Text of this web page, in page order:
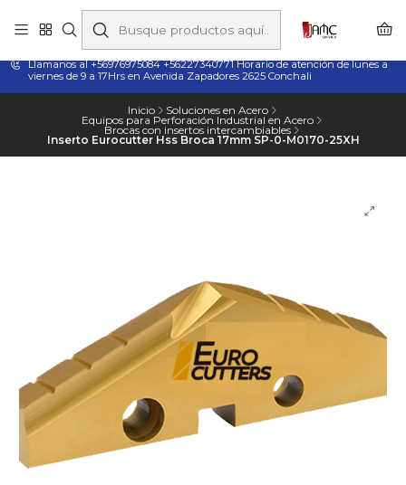
Taladros Magnéticos en Chile | Venta, Arriendo y Servicio
Técnico
Llamanos al +56976975084 +56227340771 Horario de atención de lunes a
viernes de 9 a 17Hrs en Avenida Zapadores 2625 Conchali
Inicio Soluciones en Acero
Equipos para Perforación Industrial en Acero
Brocas con insertos intercambiables
Inserto Eurocutter Hss Broca 17mm SP-0-M0170-25XH